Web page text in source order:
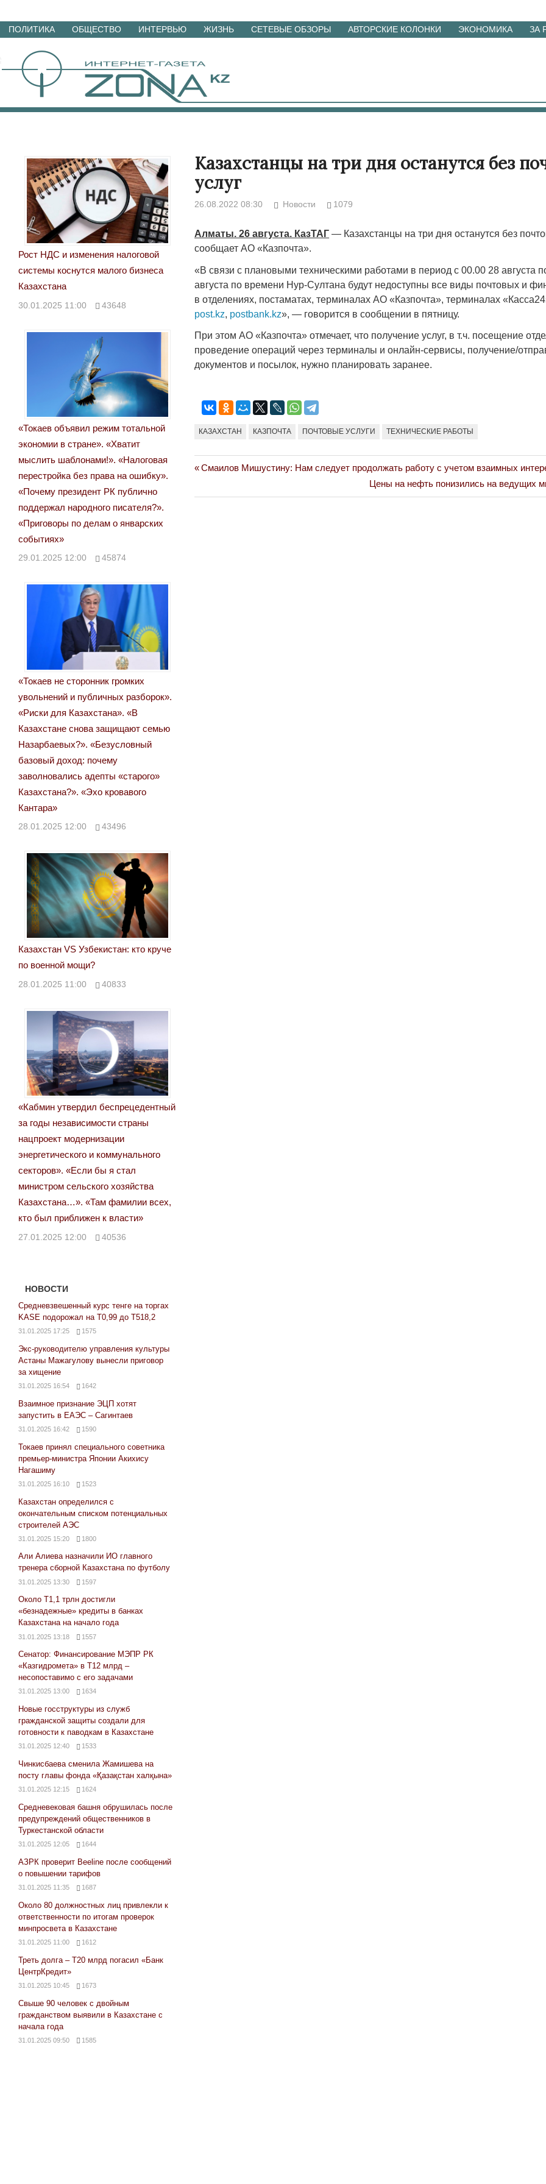
Перейти
материалам
ПОЛИТИКА ОБЩЕСТВО ИНТЕРВЬЮ ЖИЗНЬ СЕТЕВЫЕ ОБЗОРЫ АВТОРСКИЕ КОЛОНКИ ЭКОНОМИКА ЗА
Казахстанцы на три дня останутся без
услуг
26.08.2022 08:30 Новости 1079
Алматы. 26 августа. КазТАГ — Казахстанцы на три дня останутся без
сообщает АО «Казпочта».
«В связи с плановыми техническими работами в период с 00.00 28 августа
августа по времени Нур-Султана будут недоступны все виды почтовых и
в отделениях, постаматах, терминалах АО «Казпочта», терминалах
post.kz, postbank.kz», — говорится в сообщении в пятницу.
При этом АО «Казпочта» отмечает, что получение услуг, в т.ч. посещение
проведение операций через терминалы и онлайн-сервисы, получение/
документов и посылок, нужно планировать заранее.
КАЗАХСТАН КАЗПОЧТА ПОЧТОВЫЕ УСЛУГИ ТЕХНИЧЕСКИЕ РАБОТЫ
Навигация
по
Previous
Смаилов Мишустину: Нам следует продолжать работу с учетом взаимных
Next
Post:
Цены на нефть понизились на ведущих
Рост НДС и изменения налоговой
системы коснутся малого бизнеса
Казахстана
30.01.2025 11:00 43648
«Токаев объявил режим тотальной
экономии в стране». «Хватит
мыслить шаблонами!». «Налоговая
перестройка без права на ошибку».
«Почему президент РК публично
поддержал народного писателя?».
«Приговоры по делам о январских
событиях»
29.01.2025 12:00 45874
«Токаев не сторонник громких
увольнений и публичных разборок».
«Риски для Казахстана». «В
Казахстане снова защищают семью
Назарбаевых?». «Безусловный
базовый доход: почему
заволновались адепты «старого»
Казахстана?». «Эхо кровавого
Кантара»
28.01.2025 12:00 43496
Казахстан VS Узбекистан: кто круче
по военной мощи?
28.01.2025 11:00 40833
«Кабмин утвердил беспрецедентный
за годы независимости страны
нацпроект модернизации
энергетического и коммунального
секторов». «Если бы я стал
министром сельского хозяйства
Казахстана…». «Там фамилии всех,
кто был приближен к власти»
27.01.2025 12:00 40536
НОВОСТИ
Средневзвешенный курс тенге на торгах
KASE подорожал на Т0,99 до Т518,2
31.01.2025 17:25 1575
Экс-руководителю управления культуры
Астаны Мажагулову вынесли приговор
за хищение
31.01.2025 16:54 1642
Взаимное признание ЭЦП хотят
запустить в ЕАЭС – Сагинтаев
31.01.2025 16:42 1590
Токаев принял специального советника
премьер-министра Японии Акихису
Нагашиму
31.01.2025 16:10 1523
Казахстан определился с
окончательным списком потенциальных
строителей АЭС
31.01.2025 15:20 1800
Али Алиева назначили ИО главного
тренера сборной Казахстана по футболу
31.01.2025 13:30 1597
Около Т1,1 трлн достигли
«безнадежные» кредиты в банках
Казахстана на начало года
31.01.2025 13:18 1557
Сенатор: Финансирование МЭПР РК
«Казгидромета» в Т12 млрд –
несопоставимо с его задачами
31.01.2025 13:00 1634
Новые госструктуры из служб
гражданской защиты создали для
готовности к паводкам в Казахстане
31.01.2025 12:40 1533
Чинкисбаева сменила Жамишева на
посту главы фонда «Қазақстан халқына»
31.01.2025 12:15 1624
Средневековая башня обрушилась после
предупреждений общественников в
Туркестанской области
31.01.2025 12:05 1644
АЗРК проверит Beeline после сообщений
о повышении тарифов
31.01.2025 11:35 1687
Около 80 должностных лиц привлекли к
ответственности по итогам проверок
минпросвета в Казахстане
31.01.2025 11:00 1612
Треть долга – Т20 млрд погасил «Банк
ЦентрКредит»
31.01.2025 10:45 1673
Свыше 90 человек с двойным
гражданством выявили в Казахстане с
начала года
31.01.2025 09:50 1585
Народ выбрал свет
17.10.2024 17:00 29972
Странная
Дарига не
30.10.2024